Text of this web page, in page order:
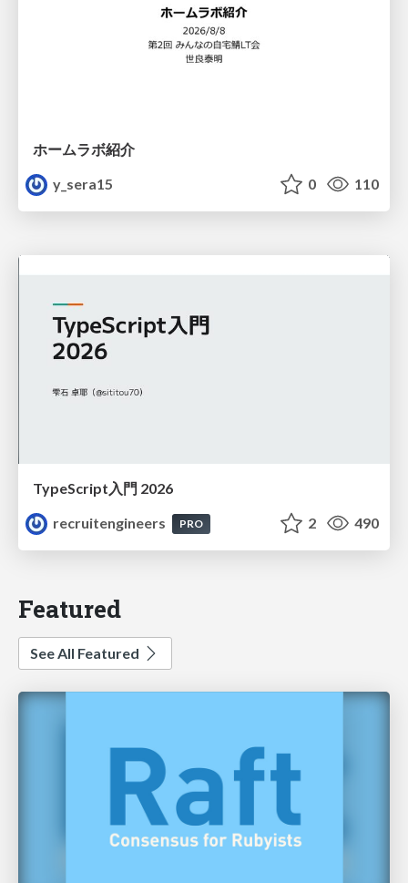
ホームラボ紹介
y_sera15
0 110
TypeScript入門 2026
recruitengineers
PRO 2 490
Featured
See All Featured